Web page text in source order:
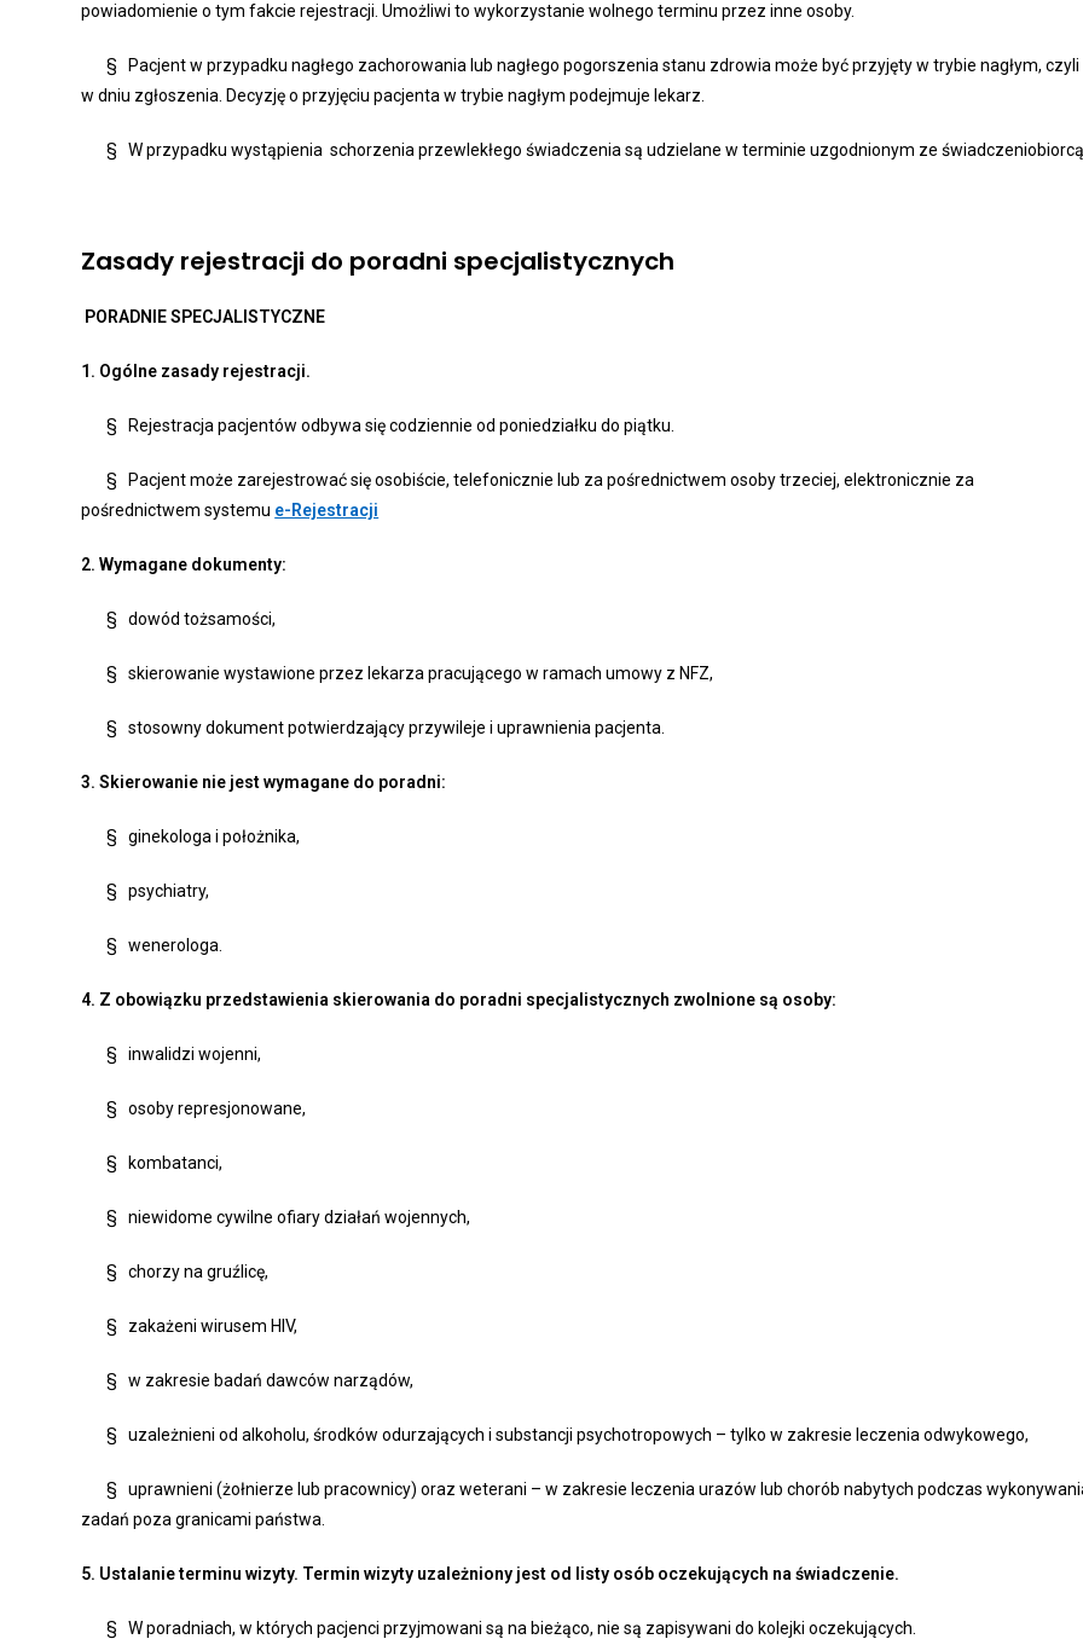
powiadomienie o tym fakcie rejestracji. Umożliwi to wykorzystanie wolnego terminu przez inne osoby.
§ Pacjent w przypadku nagłego zachorowania lub nagłego pogorszenia stanu zdrowia może być przyjęty w trybie nagłym, czyli
w dniu zgłoszenia. Decyzję o przyjęciu pacjenta w trybie nagłym podejmuje lekarz.
§ W przypadku wystąpienia schorzenia przewlekłego świadczenia są udzielane w terminie uzgodnionym ze
Zasady rejestracji do poradni specjalistycznych
PORADNIE SPECJALISTYCZNE
1. Ogólne zasady rejestracji.
§ Rejestracja pacjentów odbywa się codziennie od poniedziałku do piątku.
§ Pacjent może zarejestrować się osobiście, telefonicznie lub za pośrednictwem osoby trzeciej, elektronicznie za
pośrednictwem systemu e-Rejestracji
2. Wymagane dokumenty:
§ dowód tożsamości,
§ skierowanie wystawione przez lekarza pracującego w ramach umowy z NFZ,
§ stosowny dokument potwierdzający przywileje i uprawnienia pacjenta.
3. Skierowanie nie jest wymagane do poradni:
§ ginekologa i położnika,
§ psychiatry,
§ wenerologa.
4. Z obowiązku przedstawienia skierowania do poradni specjalistycznych zwolnione są osoby:
§ inwalidzi wojenni,
§ osoby represjonowane,
§ kombatanci,
§ niewidome cywilne ofiary działań wojennych,
§ chorzy na gruźlicę,
§ zakażeni wirusem HIV,
§ w zakresie badań dawców narządów,
§ uzależnieni od alkoholu, środków odurzających i substancji psychotropowych – tylko w zakresie leczenia odwykowego,
§ uprawnieni (żołnierze lub pracownicy) oraz weterani – w zakresie leczenia urazów lub chorób nabytych podczas
zadań poza granicami państwa.
5. Ustalanie terminu wizyty. Termin wizyty uzależniony jest od listy osób oczekujących na świadczenie.
§ W poradniach, w których pacjenci przyjmowani są na bieżąco, nie są zapisywani do kolejki oczekujących.